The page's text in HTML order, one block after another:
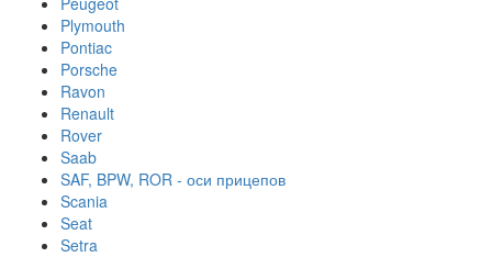
Plymouth
Pontiac
Porsche
Ravon
Renault
Rover
Saab
SAF, BPW, ROR - оси прицепов
Scania
Seat
Setra